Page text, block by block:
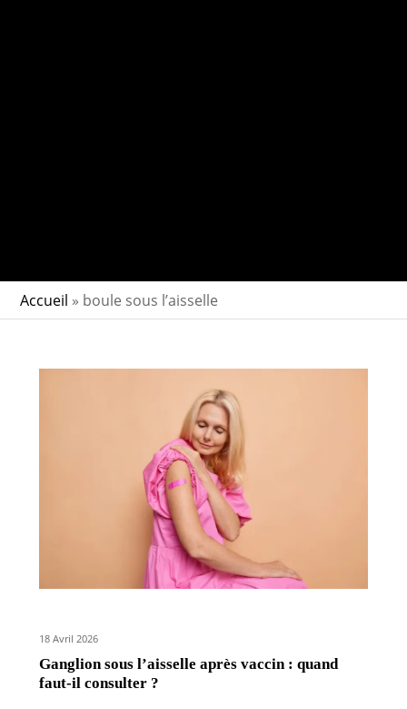
Accueil » boule sous l’aisselle
18 Avril 2026
Ganglion sous l’aisselle après vaccin : quand
faut-il consulter ?